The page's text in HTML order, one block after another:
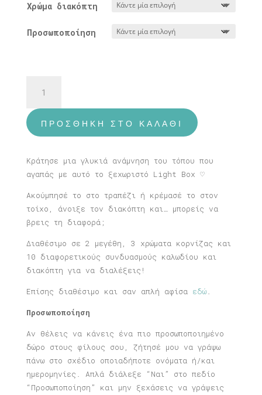
Χρώμα διακόπτη
Προσωποποίηση
Κάρπαθος
ποσότητα
ΠΡΟΣΘΉΚΗ ΣΤΟ ΚΑΛΆΘΙ
Κράτησε μια γλυκιά ανάμνηση του τόπου που
αγαπάς με αυτό το ξεχωριστό Light Box ♡
Ακούμπησέ το στο τραπέζι ή κρέμασέ το στον
τοίχο, άνοιξε τον διακόπτη και… μπορείς να
βρεις τη διαφορά;
Διαθέσιμο σε 2 μεγέθη, 3 χρώματα κορνίζας και
10 διαφορετικούς συνδυασμούς καλωδίου και
διακόπτη για να διαλέξεις!
Επίσης διαθέσιμο και σαν απλή αφίσα εδώ.
Προσωποποίηση
Αν θέλεις να κάνεις ένα πιο προσωποποιημένο
δώρο στους φίλους σου, ζήτησέ μου να γράψω
πάνω στο σχέδιο οποιαδήποτε ονόματα ή/και
ημερομηνίες. Απλά διάλεξε “Ναι” στο πεδίο
“Προσωποποίηση” και μην ξεχάσεις να γράψεις